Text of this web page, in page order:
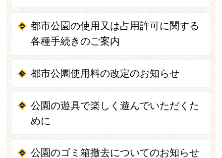
都市公園の使用又は占用許可に関する
各種手続きのご案内
都市公園使用料の改定のお知らせ
公園の遊具で楽しく遊んでいただくた
めに
公園のゴミ箱撤去についてのお知らせ